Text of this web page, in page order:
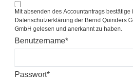
Mit absenden des Accountantrags bestätige
Datenschutzerklärung der Bernd Quinders
GmbH gelesen und anerkannt zu haben.
Benutzername*
Passwort*